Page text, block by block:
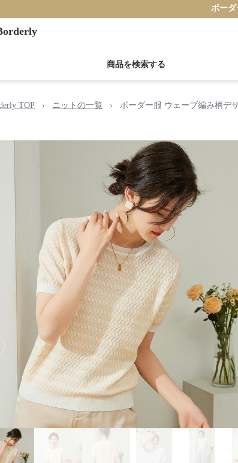
ボー
商品を検索する
TOP › ニットの一覧 › ボーダー服 ウェーブ編み柄デ
slide